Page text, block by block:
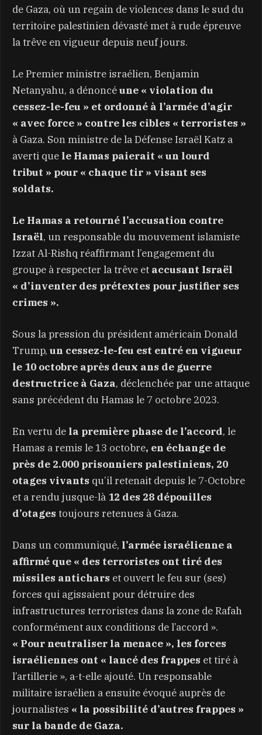
de Gaza, où un regain de violences dans le sud du
territoire palestinien dévasté met à rude épreuve
la trêve en vigueur depuis neuf jours.
Le Premier ministre israélien, Benjamin
Netanyahu, a dénoncéune « violation du
cessez-le-feu » et ordonné à l’armée d’agir
« avec force » contre les cibles « terroristes »
à Gaza. Son ministre de la Défense Israël Katz a
averti que le Hamas paierait « un lourd
tribut » pour « chaque tir » visant ses
soldats.
Le Hamas a retourné l’accusation contre
Israël, un responsable du mouvement islamiste
Izzat Al-Rishq réaffirmant l’engagement du
groupe à respecter la trêve et accusant Israël
« d’inventer des prétextes pour justifier ses
crimes ».
Sous la pression du président américain Donald
Trump, un cessez-le-feu est entré en vigueur
le 10 octobre après deux ans de guerre
destructrice à Gaza, déclenchée par une attaque
sans précédent du Hamas le 7 octobre 2023.
En vertu de la première phase de l’accord, le
Hamas a remis le 13 octobre, en échange de
près de 2.000 prisonniers palestiniens, 20
otages vivants qu’il retenait depuis le 7-Octobre
et a rendu jusque-là 12 des 28 dépouilles
d’otages toujours retenues à Gaza.
Dans un communiqué, l’armée israélienne a
affirmé que « des terroristes ont tiré des
missiles antichars et ouvert le feu sur (ses)
forces qui agissaient pour détruire des
infrastructures terroristes dans la zone de Rafah
conformément aux conditions de l’accord ».
« Pour neutraliser la menace », les forces
israéliennes ont « lancé des frappes et tiré à
l’artillerie », a-t-elle ajouté. Un responsable
militaire israélien a ensuite évoqué auprès de
journalistes « la possibilité d’autres frappes »
sur la bande de Gaza.